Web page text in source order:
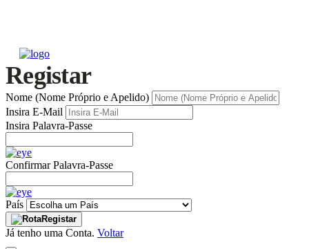
Registar
Nome (Nome Próprio e Apelido)
Insira E-Mail
Insira Palavra-Passe
Confirmar Palavra-Passe
País
Registar
Já tenho uma Conta. Voltar